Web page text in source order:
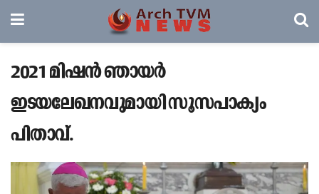
2021 മിഷൻ ഞായർ
ഇടയലേഖനവുമായി സൂസപാക്യം
പിതാവ്.